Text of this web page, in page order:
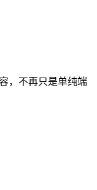
，不再只是单纯端